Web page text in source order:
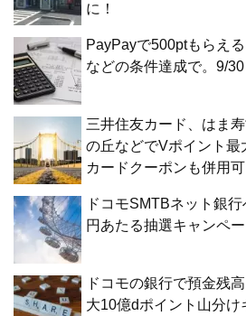
に！
PayPayで500ptもらえ
などの条件達成で。9/
三井住友カード、はま
の丘などでVポイント
カードクーポンも併用可
ドコモSMTBネット銀
円あたる抽選キャンペ
ドコモの銀行で預金残
大10億dポイント山分け